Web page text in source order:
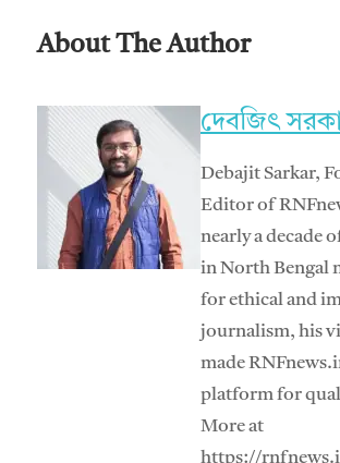
About The Author
দেবজিৎ
Debajit Sarkar,
Editor of
nearly a decade
in North Bengal
for ethical and
journalism, his
made
platform for
More at
https://